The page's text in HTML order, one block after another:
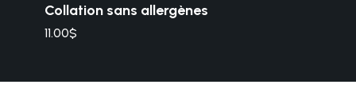
Collation sans allergènes
11.00$